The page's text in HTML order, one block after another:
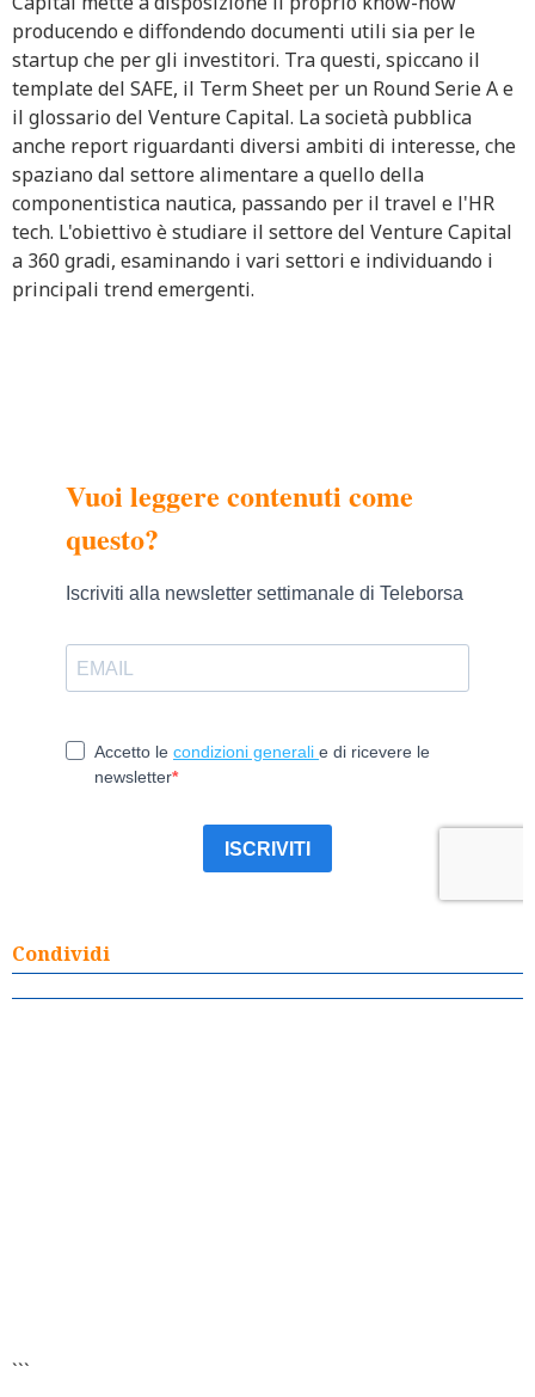
producendo e diffondendo documenti utili sia per le
startup che per gli investitori. Tra questi, spiccano il
template del SAFE, il Term Sheet per un Round Serie A e
il glossario del Venture Capital. La società pubblica
anche report riguardanti diversi ambiti di interesse, che
spaziano dal settore alimentare a quello della
componentistica nautica, passando per il travel e l'HR
tech. L'obiettivo è studiare il settore del Venture Capital
a 360 gradi, esaminando i vari settori e individuando i
principali trend emergenti.
Condividi
```